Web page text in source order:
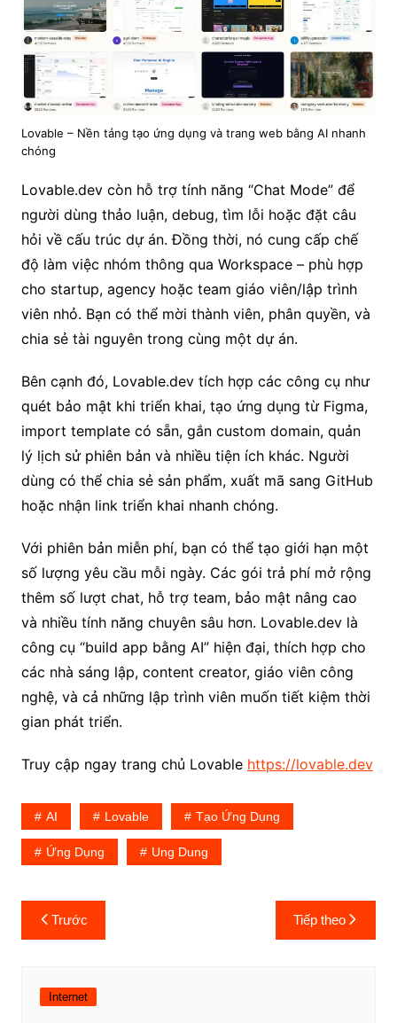
Lovable – Nền tảng tạo ứng dụng và trang web bằng AI nhanh
chóng
Lovable.dev còn hỗ trợ tính năng “Chat Mode” để
người dùng thảo luận, debug, tìm lỗi hoặc đặt câu
hỏi về cấu trúc dự án. Đồng thời, nó cung cấp chế
độ làm việc nhóm thông qua Workspace – phù hợp
cho startup, agency hoặc team giáo viên/lập trình
viên nhỏ. Bạn có thể mời thành viên, phân quyền, và
chia sẻ tài nguyên trong cùng một dự án.
Bên cạnh đó, Lovable.dev tích hợp các công cụ như
quét bảo mật khi triển khai, tạo ứng dụng từ Figma,
import template có sẵn, gắn custom domain, quản
lý lịch sử phiên bản và nhiều tiện ích khác. Người
dùng có thể chia sẻ sản phẩm, xuất mã sang GitHub
hoặc nhận link triển khai nhanh chóng.
Với phiên bản miễn phí, bạn có thể tạo giới hạn một
số lượng yêu cầu mỗi ngày. Các gói trả phí mở rộng
thêm số lượt chat, hỗ trợ team, bảo mật nâng cao
và nhiều tính năng chuyên sâu hơn. Lovable.dev là
công cụ “build app bằng AI” hiện đại, thích hợp cho
các nhà sáng lập, content creator, giáo viên công
nghệ, và cả những lập trình viên muốn tiết kiệm thời
gian phát triển.
Truy cập ngay trang chủ Lovable https://lovable.dev
AI Lovable Tạo Ứng Dụng
Ứng Dụng Ung Dung
Điều
hướng
viết
Trước Tiếp theo
Internet